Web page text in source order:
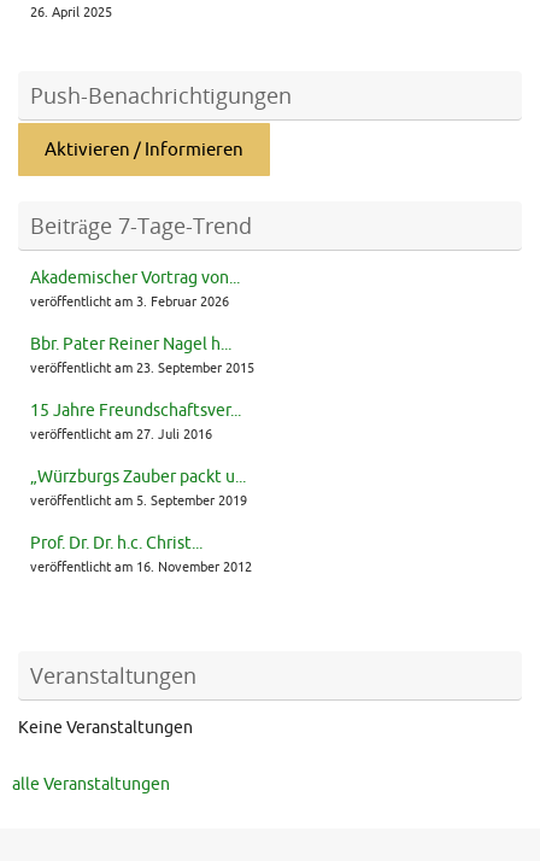
26. April 2025
Push-Benachrichtigungen
Aktivieren / Informieren
Beiträge 7-Tage-Trend
Akademischer Vortrag von...
veröffentlicht am 3. Februar 2026
Bbr. Pater Reiner Nagel h...
veröffentlicht am 23. September 2015
15 Jahre Freundschaftsver...
veröffentlicht am 27. Juli 2016
„Würzburgs Zauber packt u...
veröffentlicht am 5. September 2019
Prof. Dr. Dr. h.c. Christ...
veröffentlicht am 16. November 2012
Veranstaltungen
Keine Veranstaltungen
alle Veranstaltungen